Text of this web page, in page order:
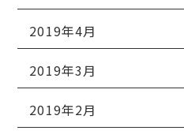
2019年4月
2019年3月
2019年2月